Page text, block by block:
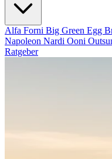
Alfa Forni Big Green Egg
Napoleon Nardi Ooni
Ratgeber